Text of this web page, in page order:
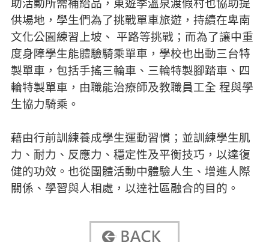
助活動所需補給品，東遊季溫泉渡假村也協助提
供場地，學生們為了挑戰單車旅遊，持續在卑南
文化公園練習上坡、 平路等挑戰；而為了讓中重
度身障學生能體驗騎乘單車，學校也出動三台特
製單車，包括手搖三輪車、三輪特製腳踏車、四
輪特製單車，由職能治療師及教職員工全 程與學
生協力騎乘。
藉由行前訓練養成學生運動習慣；並訓練學生肌
力、耐力、反應力、穩定性及平衡技巧，以達復
健的功效。也從團體活動中體驗人生、增進人際
關係、學習與人相處，以達社區融合的目的。